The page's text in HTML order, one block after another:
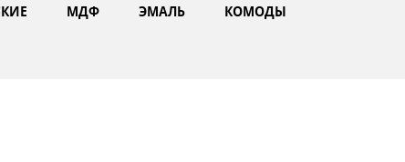
МДФ ЭМАЛЬ КОМОДЫ